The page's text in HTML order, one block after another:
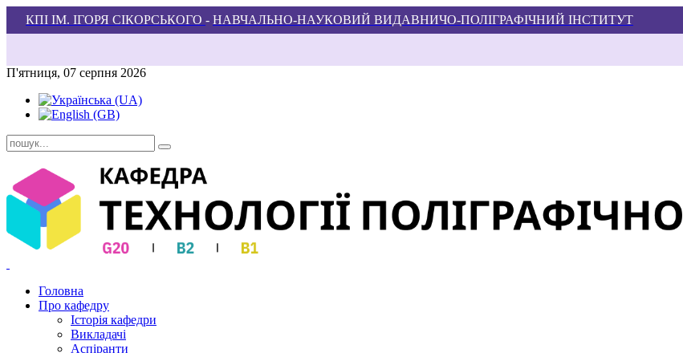
КПІ ІМ. ІГОРЯ СІКОРСЬКОГО - НАВЧАЛЬНО-НАУКОВИЙ ВИДАВНИЧО-ПОЛІГРАФІЧНИЙ ІНСТИТУТ
П'ятниця, 07 серпня 2026
Головна
Про кафедру
Історія кафедри
Викладачі
Аспіранти